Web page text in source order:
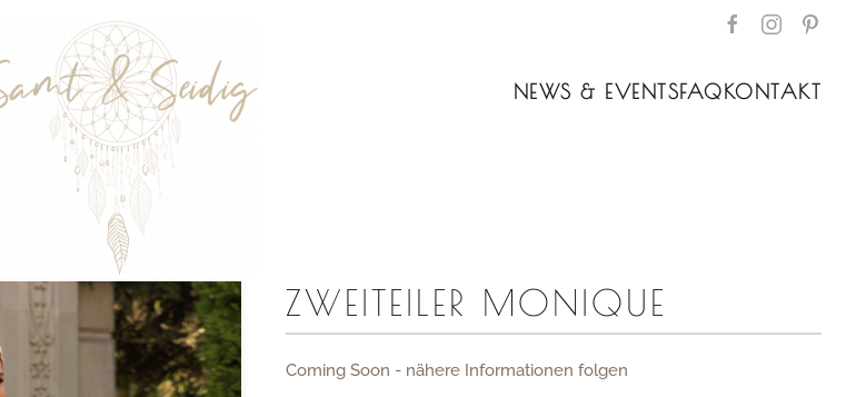
NEWS & EVENTSFAQKONTAKT
ZWEITEILER MONIQUE
Coming Soon - nähere Informationen folgen